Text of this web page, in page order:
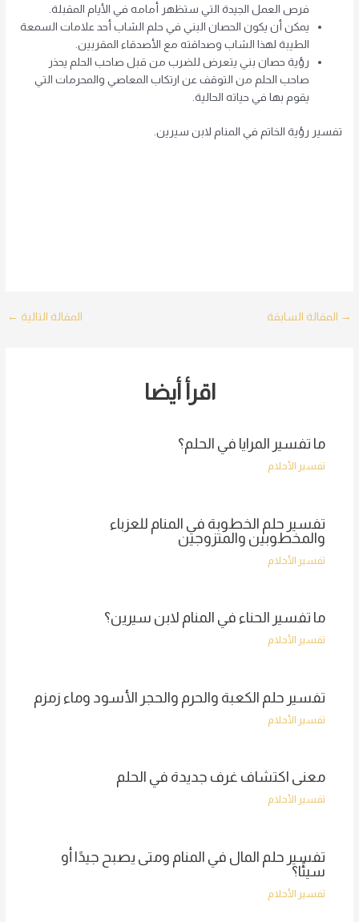
فرص العمل الجيدة التي ستظهر أمامه في الأيام المقبلة.
يمكن أن يكون الحصان البني في حلم الشاب أحد علامات السمعة
الطيبة لهذا الشاب وصداقته مع الأصدقاء المقربين.
رؤية حصان بني يتعرض للضرب من قبل صاحب الحلم يحذر
صاحب الحلم من التوقف عن ارتكاب المعاصي والمحرمات التي
يقوم بها في حياته الحالية.
تفسير رؤية الخاتم في المنام لابن سيرين.
Post
→ المقالة السابقة المقالة التالية ←
اقرأ أيضا
ما تفسير المرايا في الحلم؟
تفسير الأحلام
تفسير حلم الخطوبة في المنام للعزباء
والمخطوبين والمتزوجين
تفسير الأحلام
ما تفسير الحناء في المنام لابن سيرين؟
تفسير الأحلام
تفسير حلم الكعبة والحرم والحجر الأسود وماء زمزم
تفسير الأحلام
معنى اكتشاف غرف جديدة في الحلم
تفسير الأحلام
تفسير حلم المال في المنام ومتى يصبح جيدًا أو
سيئًا؟
تفسير الأحلام